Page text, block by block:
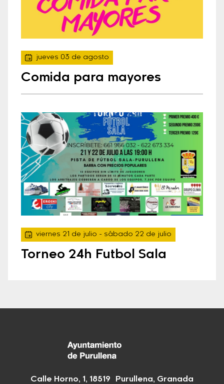
jueves 03 de agosto
Comida para mayores
viernes 21 de julio - sábado 22 de julio
Torneo 24h Futbol Sala
Calle Horno, 1, 18519 Purullena, Granada